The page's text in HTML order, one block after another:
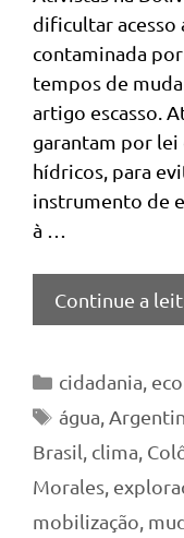
dificultar acesso
contaminada
tempos de
artigo escasso.
garantam por
hídricos, para
instrumento de
à …
Continue a
Categorias
cidadania
Tags
água
Brasil clima
Morales
mobilização